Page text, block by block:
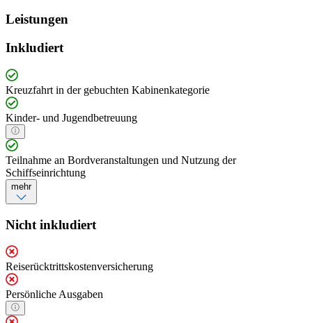
Leistungen
Inkludiert
Kreuzfahrt in der gebuchten Kabinenkategorie
Kinder- und Jugendbetreuung
Teilnahme an Bordveranstaltungen und Nutzung der
Schiffseinrichtung
mehr
Nicht inkludiert
Reiserücktrittskostenversicherung
Persönliche Ausgaben